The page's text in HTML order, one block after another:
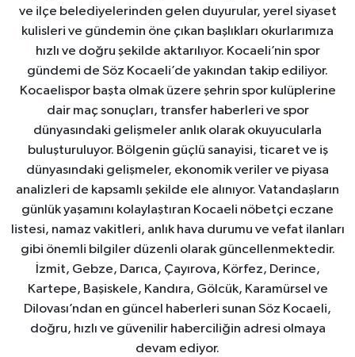
ve ilçe belediyelerinden gelen duyurular, yerel siyaset
kulisleri ve gündemin öne çıkan başlıkları okurlarımıza
hızlı ve doğru şekilde aktarılıyor. Kocaeli’nin spor
gündemi de Söz Kocaeli’de yakından takip ediliyor.
Kocaelispor başta olmak üzere şehrin spor kulüplerine
dair maç sonuçları, transfer haberleri ve spor
dünyasındaki gelişmeler anlık olarak okuyucularla
buluşturuluyor. Bölgenin güçlü sanayisi, ticaret ve iş
dünyasındaki gelişmeler, ekonomik veriler ve piyasa
analizleri de kapsamlı şekilde ele alınıyor. Vatandaşların
günlük yaşamını kolaylaştıran Kocaeli nöbetçi eczane
listesi, namaz vakitleri, anlık hava durumu ve vefat ilanları
gibi önemli bilgiler düzenli olarak güncellenmektedir.
İzmit, Gebze, Darıca, Çayırova, Körfez, Derince,
Kartepe, Başiskele, Kandıra, Gölcük, Karamürsel ve
Dilovası’ndan en güncel haberleri sunan Söz Kocaeli,
doğru, hızlı ve güvenilir haberciliğin adresi olmaya
devam ediyor.